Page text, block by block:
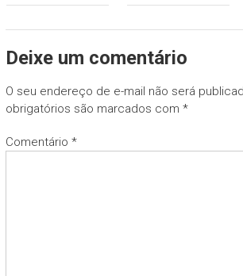
Deixe um comentário
O seu endereço de e-mail não será
obrigatórios são marcados com *
Comentário *